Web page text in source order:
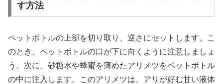
す方法
ペットボトルの上部を切り取り、逆さにセットします。こ
のとき、ペットボトルの口が下に向くように注意しましょ
う。次に、砂糖水や蜂蜜を薄めたアリメツをペットボトル
の中に注入します。このアリメツは、アリが好む甘い液体